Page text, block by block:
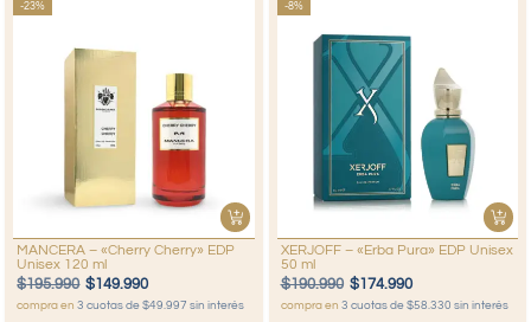
-23%
MANCERA – «Cherry Cherry» EDP
Unisex 120 ml
$195.990 $149.990
compra en3 cuotas de $49.997 sin interés
-8%
XERJOFF – «Erba Pura» EDP Unisex
50 ml
$190.990 $174.990
compra en 3 cuotas de $58.330 sin interés